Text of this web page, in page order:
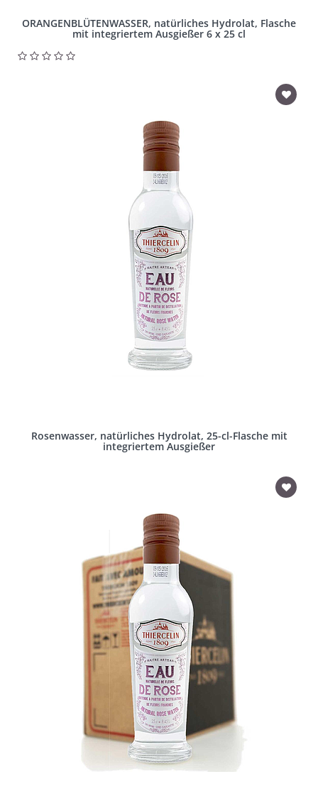
ORANGENBLÜTENWASSER, natürliches Hydrolat, Flasche
mit integriertem Ausgießer 6 x 25 cl
Rosenwasser, natürliches Hydrolat, 25-cl-Flasche mit
integriertem Ausgießer